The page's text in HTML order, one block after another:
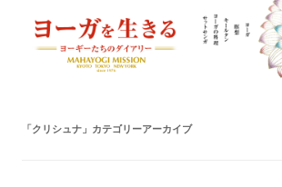
ヨーガを生きる —
MISSION ブロ
「クリシュナ 」カテゴリーアーカイブ